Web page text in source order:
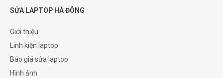
SỬA LAPTOP HÀ ĐÔNG
Giới thiệu
Linh kiện laptop
Báo giá sửa laptop
Hình ảnh